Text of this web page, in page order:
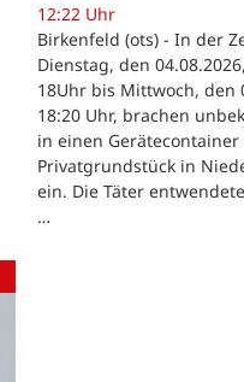
12:22 Uhr
Birkenfeld (ots) - In der
Dienstag, den
18Uhr bis Mittwoch, den
18:20 Uhr, brachen
in einen
Privatgrundstück in
ein. Die Täter
…